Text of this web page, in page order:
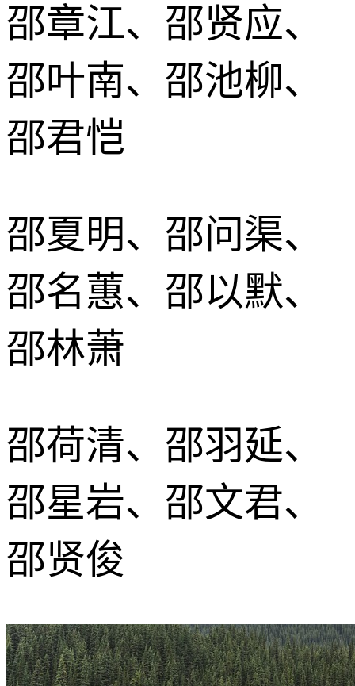
邵章江、邵贤应、
邵叶南、邵池柳、
邵君恺
邵夏明、邵问渠、
邵名蕙、邵以默、
邵林萧
邵荷清、邵羽延、
邵星岩、邵文君、
邵贤俊